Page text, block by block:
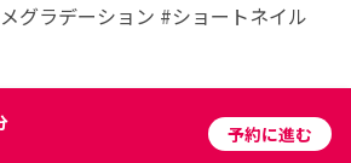
グラデーション #ショートネイル
予約に進む